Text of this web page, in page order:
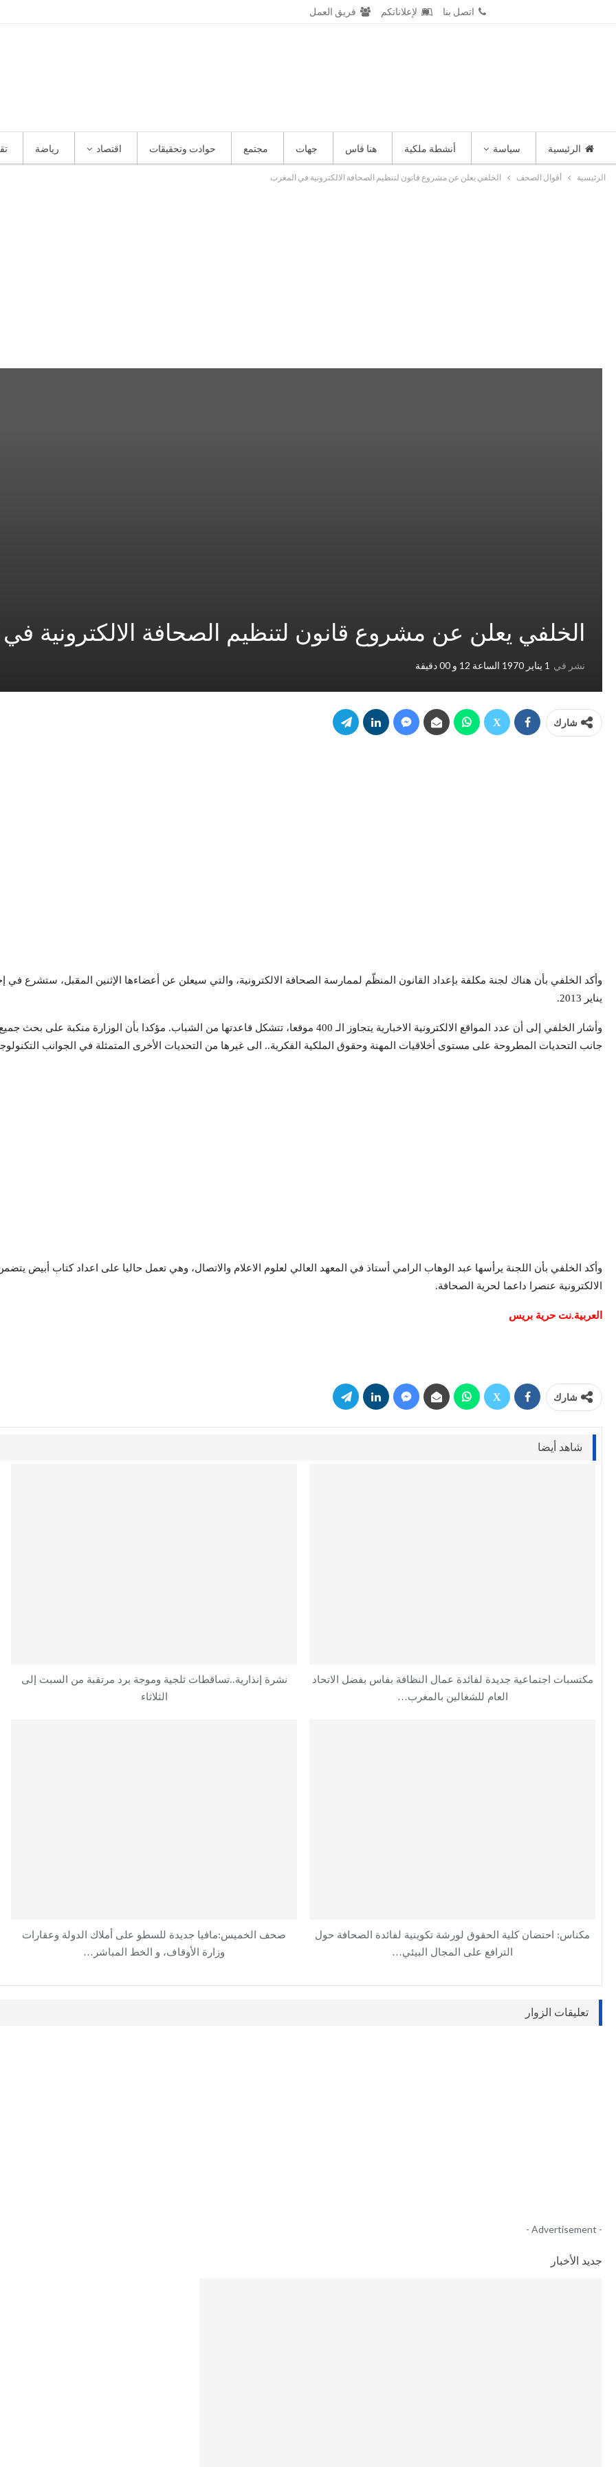
اتصل بنا لإعلاناتكم فريق العمل
الرئيسية سياسة أنشطة ملكية هنا فاس جهات مجتمع حوادت وتحقيقات اقتصاد رياضة
الرئيسية أقوال الصحف الخلفي يعلن عن مشروع قانون لتنظيم الصحافة الالكترونية في المغرب
الخلفي يعلن عن مشروع قانون لتنظيم الصحافة الالكترونية
نشر في 1 يناير 1970 الساعة 12 و 00 دقيقة
شارك
وأكد الخلفي بأن هناك لجنة مكلفة بإعداد القانون المنظّم لممارسة الصحافة الالكترونية، والتي سيعلن عن أعضاءها الإثنين المقبل، ستشرع
يناير 2013.
وأشار الخلفي إلى أن عدد المواقع الالكترونية الاخبارية يتجاوز الـ 400 موقعا، تتشكل قاعدتها من الشباب.
جانب التحديات المطروحة على مستوى أخلاقيات المهنة وحقوق الملكية الفكرية.. الى غيرها من التحديات الأخرى المتمثلة في الجوانب التكنولوجية
وأكد الخلفي بأن اللجنة يرأسها عبد الوهاب الرامي أستاذ في المعهد العالي لعلوم الاعلام والاتصال، وهي تعمل حاليا على اعداد كتاب أبيض
الالكترونية عنصرا داعما لحرية الصحافة.
العربية.نت حرية بريس
شارك
شاهد أيضا
مكتسبات اجتماعية جديدة لفائدة عمال النظافة بفاس بفضل الاتحاد
العام للشغالين بالمغرب…
نشرة إنذارية..تساقطات ثلجية وموجة برد مرتقبة من السبت إلى
الثلاثاء
مكناس: احتضان كلية الحقوق لورشة تكوينية لفائدة الصحافة حول
الترافع على المجال البيئي…
صحف الخميس:مافيا جديدة للسطو على أملاك الدولة وعقارات
وزارة الأوقاف، و الخط المباشر…
تعليقات الزوار
- Advertisement -
جديد الأخبار